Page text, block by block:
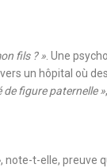
fils ? » . Une
un hôpital où
de figure paternelle »
, note-t-elle, preuve